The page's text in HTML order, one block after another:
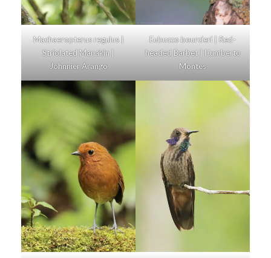
Machaeropterus regulus |
Striolated Manakin |
Johnnier Arango
Eubucco bourcieri | Red-
headed Barbet | Humberto
Montes